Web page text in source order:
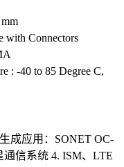
with Connectors
: -40 to 85 Degree C,
成应用：SONET OC‐
通信系统 4. ISM、LTE